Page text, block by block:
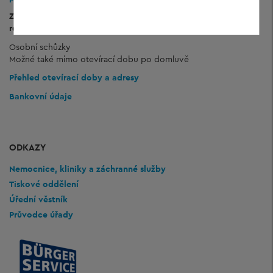
Zvláštní otevírací doba pro cizince, řidičská oprávnění a
registraci motorových vozidel
Osobní schůzky
Možné také mimo otevírací dobu po domluvě
Přehled otevírací doby a adresy
Bankovní údaje
ODKAZY
Nemocnice, kliniky a záchranné služby
Tiskové oddělení
Úřední věstník
Průvodce úřady